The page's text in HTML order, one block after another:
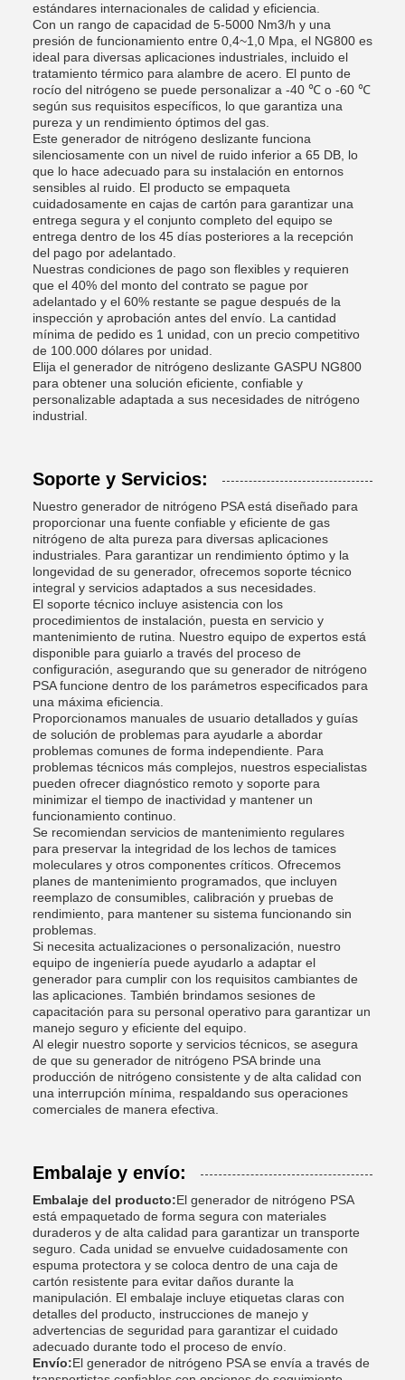
estándares internacionales de calidad y eficiencia.
Con un rango de capacidad de 5-5000 Nm3/h y una
presión de funcionamiento entre 0,4~1,0 Mpa, el NG800 es
ideal para diversas aplicaciones industriales, incluido el
tratamiento térmico para alambre de acero. El punto de
rocío del nitrógeno se puede personalizar a -40 ℃ o -60 ℃
según sus requisitos específicos, lo que garantiza una
pureza y un rendimiento óptimos del gas.
Este generador de nitrógeno deslizante funciona
silenciosamente con un nivel de ruido inferior a 65 DB, lo
que lo hace adecuado para su instalación en entornos
sensibles al ruido. El producto se empaqueta
cuidadosamente en cajas de cartón para garantizar una
entrega segura y el conjunto completo del equipo se
entrega dentro de los 45 días posteriores a la recepción
del pago por adelantado.
Nuestras condiciones de pago son flexibles y requieren
que el 40% del monto del contrato se pague por
adelantado y el 60% restante se pague después de la
inspección y aprobación antes del envío. La cantidad
mínima de pedido es 1 unidad, con un precio competitivo
de 100.000 dólares por unidad.
Elija el generador de nitrógeno deslizante GASPU NG800
para obtener una solución eficiente, confiable y
personalizable adaptada a sus necesidades de nitrógeno
industrial.
Soporte y Servicios:
Nuestro generador de nitrógeno PSA está diseñado para
proporcionar una fuente confiable y eficiente de gas
nitrógeno de alta pureza para diversas aplicaciones
industriales. Para garantizar un rendimiento óptimo y la
longevidad de su generador, ofrecemos soporte técnico
integral y servicios adaptados a sus necesidades.
El soporte técnico incluye asistencia con los
procedimientos de instalación, puesta en servicio y
mantenimiento de rutina. Nuestro equipo de expertos está
disponible para guiarlo a través del proceso de
configuración, asegurando que su generador de nitrógeno
PSA funcione dentro de los parámetros especificados para
una máxima eficiencia.
Proporcionamos manuales de usuario detallados y guías
de solución de problemas para ayudarle a abordar
problemas comunes de forma independiente. Para
problemas técnicos más complejos, nuestros especialistas
pueden ofrecer diagnóstico remoto y soporte para
minimizar el tiempo de inactividad y mantener un
funcionamiento continuo.
Se recomiendan servicios de mantenimiento regulares
para preservar la integridad de los lechos de tamices
moleculares y otros componentes críticos. Ofrecemos
planes de mantenimiento programados, que incluyen
reemplazo de consumibles, calibración y pruebas de
rendimiento, para mantener su sistema funcionando sin
problemas.
Si necesita actualizaciones o personalización, nuestro
equipo de ingeniería puede ayudarlo a adaptar el
generador para cumplir con los requisitos cambiantes de
las aplicaciones. También brindamos sesiones de
capacitación para su personal operativo para garantizar un
manejo seguro y eficiente del equipo.
Al elegir nuestro soporte y servicios técnicos, se asegura
de que su generador de nitrógeno PSA brinde una
producción de nitrógeno consistente y de alta calidad con
una interrupción mínima, respaldando sus operaciones
comerciales de manera efectiva.
Embalaje y envío:
Embalaje del producto:El generador de nitrógeno PSA
está empaquetado de forma segura con materiales
duraderos y de alta calidad para garantizar un transporte
seguro. Cada unidad se envuelve cuidadosamente con
espuma protectora y se coloca dentro de una caja de
cartón resistente para evitar daños durante la
manipulación. El embalaje incluye etiquetas claras con
detalles del producto, instrucciones de manejo y
advertencias de seguridad para garantizar el cuidado
adecuado durante todo el proceso de envío.
Envío:El generador de nitrógeno PSA se envía a través de